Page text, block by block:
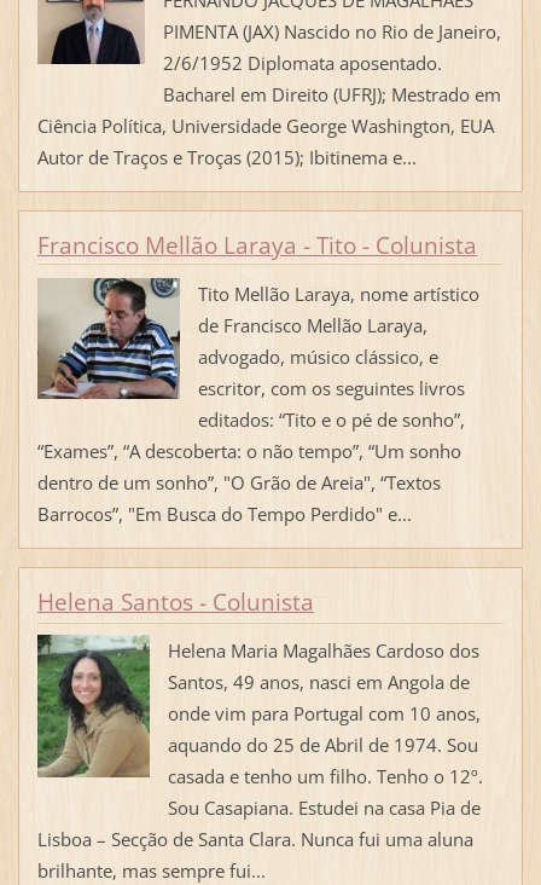
PIMENTA (JAX) Nascido no Rio de Janeiro,
2/6/1952 Diplomata aposentado.
Bacharel em Direito (UFRJ); Mestrado em
Ciência Política, Universidade George Washington, EUA
Autor de Traços e Troças (2015); Ibitinema e...
Francisco Mellão Laraya - Tito - Colunista
Tito Mellão Laraya, nome artístico
de Francisco Mellão Laraya,
advogado, músico clássico, e
escritor, com os seguintes livros
editados: “Tito e o pé de sonho”,
“Exames”, “A descoberta: o não tempo”, “Um sonho
dentro de um sonho”, "O Grão de Areia", “Textos
Barrocos”, "Em Busca do Tempo Perdido" e...
Helena Santos - Colunista
Helena Maria Magalhães Cardoso dos
Santos, 49 anos, nasci em Angola de
onde vim para Portugal com 10 anos,
aquando do 25 de Abril de 1974. Sou
casada e tenho um filho. Tenho o 12º.
Sou Casapiana. Estudei na casa Pia de
Lisboa – Secção de Santa Clara. Nunca fui uma aluna
brilhante, mas sempre fui...